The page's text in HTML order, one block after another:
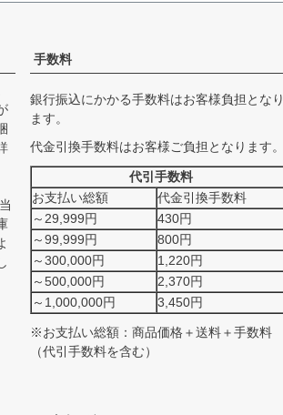
手数料
銀行振込にかかる手数料はお客様負担となり
ます。
代金引換手数料はお客様ご負担となります。
代引手数料
お支払い総額
代金引換手数料
～29,999円
430円
～99,999円
800円
～300,000円
1,220円
～500,000円
2,370円
～1,000,000円
3,450円
※お支払い総額：商品価格＋送料＋手数料
（代引手数料を含む）